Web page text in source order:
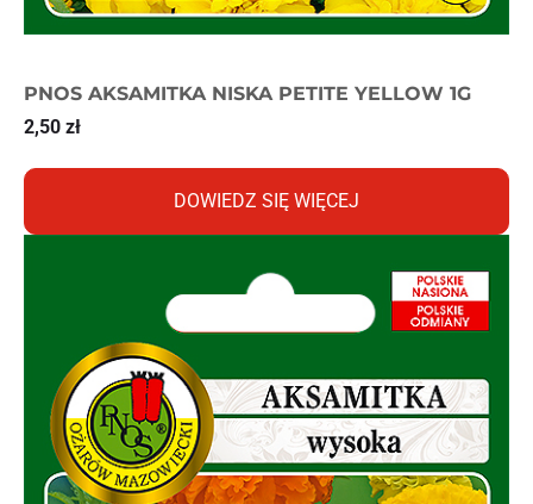
PNOS AKSAMITKA NISKA PETITE YELLOW 1G
2,50 zł
DOWIEDZ SIĘ WIĘCEJ